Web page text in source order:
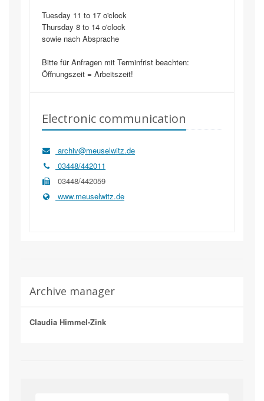
Tuesday 11 to 17 o'clock
Thursday 8 to 14 o'clock
sowie nach Absprache
Bitte für Anfragen mit Terminfrist beachten:
Öffnungszeit = Arbeitszeit!
Electronic communication
archiv@meuselwitz.de
03448/442011
03448/442059
www.meuselwitz.de
Archive manager
Claudia Himmel-Zink